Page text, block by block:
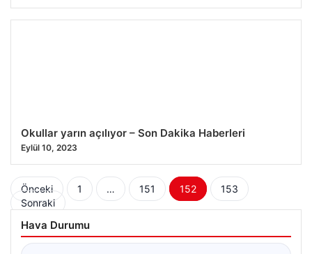
Okullar yarın açılıyor – Son Dakika Haberleri
Eylül 10, 2023
Yazı
sayfalaması
Önceki 1 … 151 152
153
Sonraki
Hava Durumu